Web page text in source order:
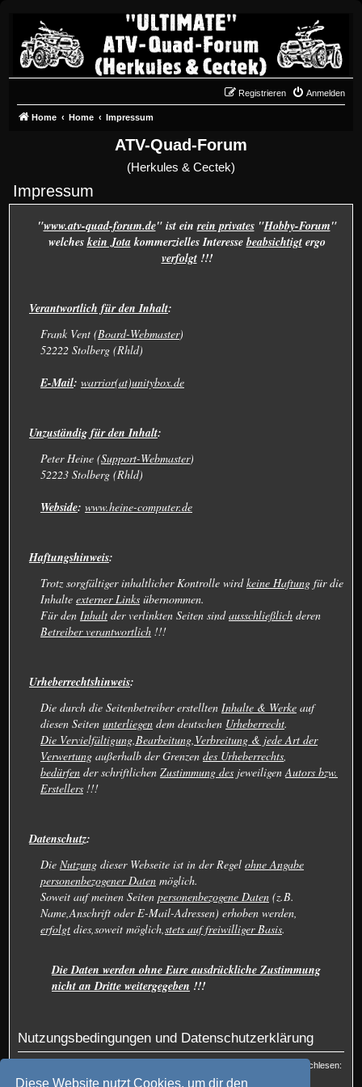
Diese Website nutzt Cookies, um dir den
Anmelden
Registrieren
Home Home Impressum
ATV-Quad-Forum
(Herkules & Cectek)
Impressum
"www.atv-quad-forum.de" ist einrein privates"Hobby-Forum"
welcheskein Jotakommerzielles Interesse beabsichtigtergo
verfolgt!!!
Verantwortlich für den Inhalt:
Frank Vent (Board-Webmaster)
52222 Stolberg (Rhld)
E-Mail: warrior(at)unitybox.de
Unzuständig für den Inhalt:
Peter Heine (Support-Webmaster)
52223 Stolberg (Rhld)
Webside: www.heine-computer.de
Haftungshinweis:
Trotz sorgfältiger inhaltlicher Kontrolle wirdkeine Haftung für die
Inhalte externer Links übernommen.
Für den Inhalt der verlinkten Seiten sindausschließlich deren
Betreiber verantwortlich !!!
Urheberrechtshinweis:
Die durch die Seitenbetreiber erstellten Inhalte & Werke auf
diesen Seiten unterliegen dem deutschen Urheberrecht.
Die Vervielfältigung,Bearbeitung,Verbreitung & jede Art der
Verwertung außerhalb der Grenzen des Urheberrechts
bedürfen der schriftlichen Zustimmung des jeweiligen Autors bzw.
Erstellers !!!
Datenschutz:
Die Nutzung dieser Webseite ist in der Regel ohne Angabe
personenbezogener Daten möglich.
Soweit auf meinen Seiten personenbezogene Daten (z.B.
Name,Anschrift oder E-Mail-Adressen) erhoben werden,
erfolgt dies,soweit möglich, stets auf freiwilliger Basis.
Die Daten werden ohne Eure ausdrückliche Zustimmung
nicht an Dritte weitergegeben !!!
Nutzungsbedingungen und Datenschutzerklärung
Du kannst die Nutzungsbedingungen und die Datenschutzrichtlinie hier nachlesen:
Nutzungsbedingungen
und Datenschutzerklärung